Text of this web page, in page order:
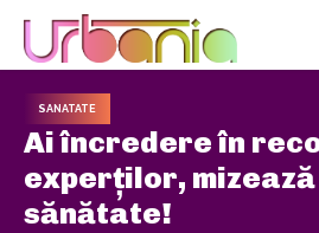
SANATATE
Ai încredere în
experților,
sănătate!